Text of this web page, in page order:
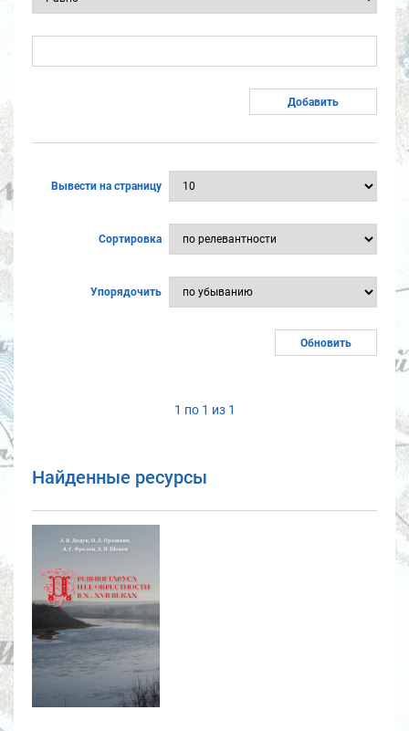
Вывести на страницу
Сортировка
Упорядочить
1 по 1 из 1
Найденные ресурсы